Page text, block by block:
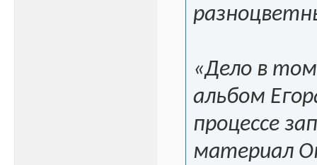
«Дело в
альбом
процессе
материал